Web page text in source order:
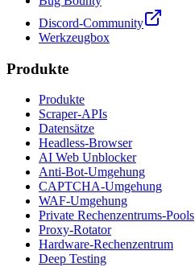
Discord-Community
Werkzeugbox
Produkte
Produkte
Scraper-APIs
Datensätze
Headless-Browser
AI Web Unblocker
Anti-Bot-Umgehung
CAPTCHA-Umgehung
WAF-Umgehung
Private Rechenzentrums-Pools
Proxy-Rotator
Hardware-Rechenzentrum
Deep Testing